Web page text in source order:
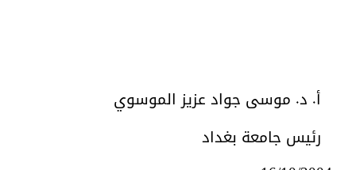
أ. د. موسى جواد عزيز الموسوي
رئيس جامعة بغداد